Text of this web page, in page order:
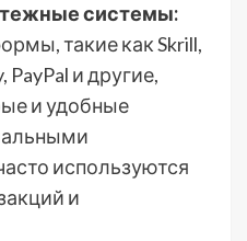
системы:
такие как Skrill,
PayPal и другие,
и удобные
используются
и